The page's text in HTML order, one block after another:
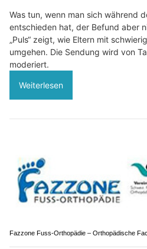
Was tun, wenn man sich während
entschieden hat, der Befund aber
„Puls“ zeigt, wie Eltern mit
umgehen. Die Sendung wird von
moderiert.
Weiterlesen
Fazzone Fuss-Orthopädie – Orthopädische